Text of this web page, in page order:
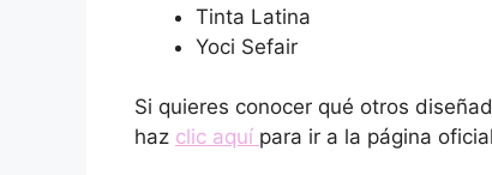
Tinta Latina
Yoci Sefair
Si quieres conocer qué otros
haz clic aquí para ir a la página